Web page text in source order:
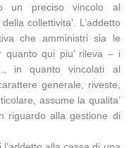
un preciso vincolo al
collettivita’. L’addetto
che amministri sia le
quanto qui piu’ rileva – i
in quanto vincolati al
generale, riveste,
assume la qualita’
riguardo alla gestione di